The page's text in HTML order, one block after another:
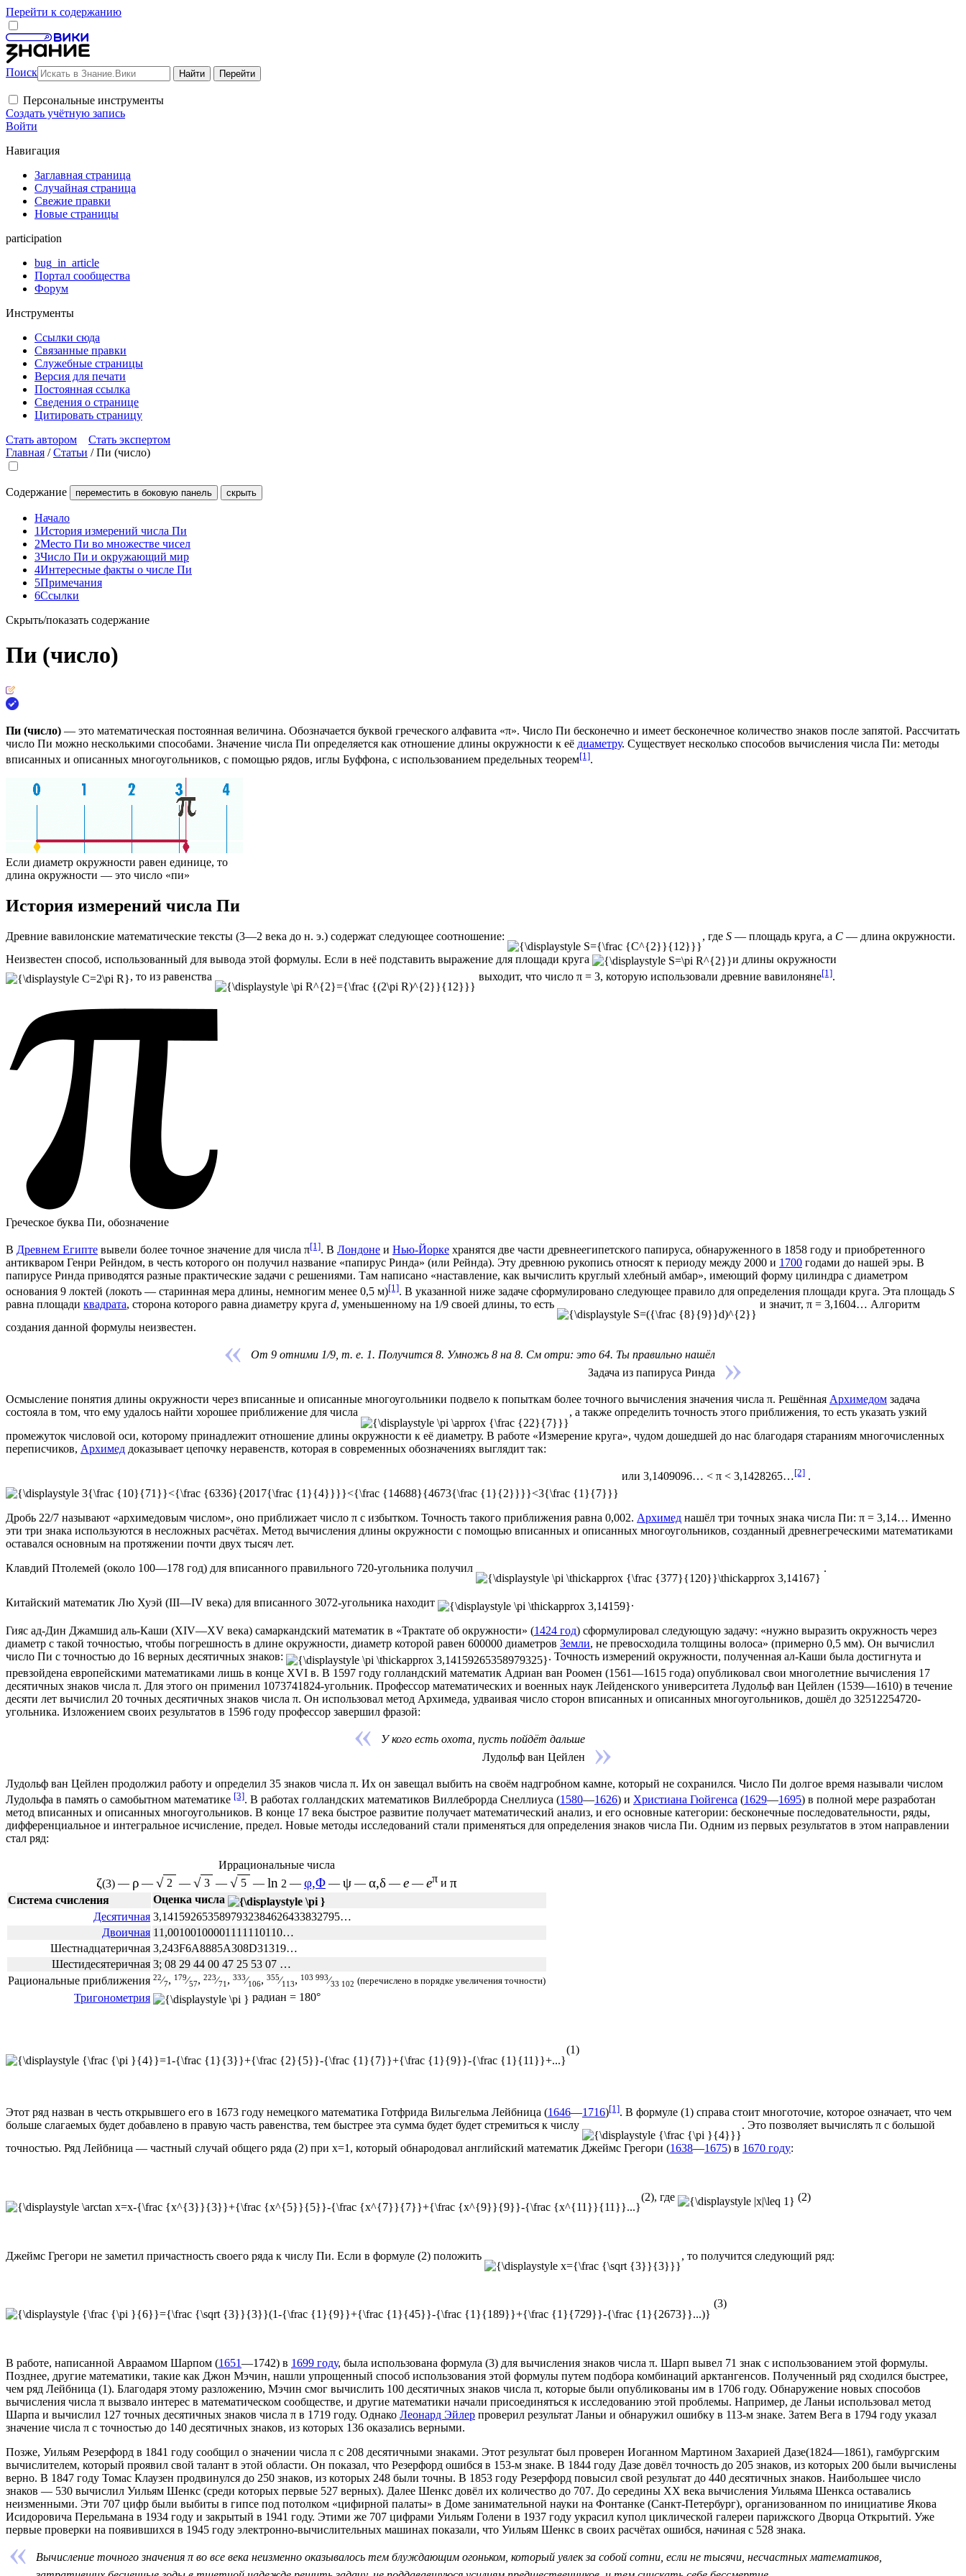
Перейти к содержанию
Поиск
Персональные инструменты
Создать учётную запись
Войти
Навигация
Заглавная страница
Случайная страница
Свежие правки
Новые страницы
participation
bug_in_article
Портал сообщества
Форум
Инструменты
Ссылки сюда
Связанные правки
Служебные страницы
Версия для печати
Постоянная ссылка
Сведения о странице
Цитировать страницу
Стать автором
Стать экспертом
Главная /Статьи /Пи (число)
Содержание переместить в боковую панель скрыть
Начало
1История измерений числа Пи
2Место Пи во множестве чисел
3Число Пи и окружающий мир
4Интересные факты о числе Пи
5Примечания
6Ссылки
Скрыть/показать содержание
Пи (число)
Пи (число) — это математическая постоянная величина. Обозначается буквой греческого алфавита «π». Число Пи бесконечно и имеет бесконечное количество знаков после запятой. Рассчитать
число Пи можно несколькими способами. Значение числа Пи определяется как отношение длины окружности к её диаметру. Существует несколько способов вычисления числа Пи: методы
вписанных и описанных многоугольников, с помощью рядов, иглы Буффона, с использованием предельных теорем[1].
Если диаметр окружности равен единице, то
длина окружности — это число «пи»
История измерений числа Пи
Древние вавилонские математические тексты (3—2 века до н. э.) содержат следующее соотношение: , где S — площадь круга, а C — длина окружности.
Неизвестен способ, использованный для вывода этой формулы. Если в неё подставить выражение для площади круга
и длины окружности
, то из равенства
выходит, что число π = 3, которую использовали древние вавилоняне[1].
Греческое буква Пи, обозначение
В Древнем Египте вывели более точное значение для числа π[1]. В Лондоне и Нью-Йорке хранятся две части древнеегипетского папируса, обнаруженного в 1858 году и приобретенного
антикваром Генри Рейндом, в честь которого он получил название «папирус Ринда» (или Рейнда). Эту древнюю рукопись относят к периоду между 2000 и 1700 годами до нашей эры. В
папирусе Ринда приводятся разные практические задачи с решениями. Там написано «наставление, как вычислить круглый хлебный амбар», имеющий форму цилиндра с диаметром
основания 9 локтей (локоть — старинная мера длины, немногим менее 0,5 м)[1]. В указанной ниже задаче сформулировано следующее правило для определения площади круга. Эта площадь S
равна площади квадрата, сторона которого равна диаметру круга d, уменьшенному на 1/9 своей длины, то есть
и значит, π = 3,1604… Алгоритм
создания данной формулы неизвестен.
От 9 отними 1/9, т. е. 1. Получится 8. Умножь 8 на 8. См отри: это 64. Ты правильно нашёл
Задача из папируса Ринда
Осмысление понятия длины окружности через вписанные и описанные многоугольники подвело к попыткам более точного вычисления значения числа π. Решённая Архимедом задача
состояла в том, что ему удалось найти хорошее приближение для числа
, а также определить точность этого приближения, то есть указать узкий
промежуток числовой оси, которому принадлежит отношение длины окружности к её диаметру. В работе «Измерение круга», чудом дошедшей до нас благодаря стараниям многочисленных
переписчиков, Архимед доказывает цепочку неравенств, которая в современных обозначениях выглядит так:
или 3,1409096… < π < 3,1428265…[2] .
Дробь 22/7 называют «архимедовым числом», оно приближает число π с избытком. Точность такого приближения равна 0,002. Архимед нашёл три точных знака числа Пи: π = 3,14… Именно
эти три знака используются в несложных расчётах. Метод вычисления длины окружности с помощью вписанных и описанных многоугольников, созданный древнегреческими математиками
оставался основным на протяжении почти двух тысяч лет.
Клавдий Птолемей (около 100—178 год) для вписанного правильного 720-угольника получил .
Китайский математик Лю Хуэй (III—IV века) для вписанного 3072-угольника находит .
Гияс ад-Дин Джамшид аль-Каши (XIV—XV века) самаркандский математик в «Трактате об окружности» (1424 год) сформулировал следующую задачу: «нужно выразить окружность через
диаметр с такой точностью, чтобы погрешность в длине окружности, диаметр которой равен 600000 диаметров Земли, не превосходила толщины волоса» (примерно 0,5 мм). Он вычислил
число Пи с точностью до 16 верных десятичных знаков:
. Точность измерений окружности, полученная ал-Каши была достигнута и
превзойдена европейскими математиками лишь в конце XVI в. В 1597 году голландский математик Адриан ван Роомен (1561—1615 года) опубликовал свои многолетние вычисления 17
десятичных знаков числа π. Для этого он применил 1073741824-угольник. Профессор математических и военных наук Лейденского университета Лудольф ван Цейлен (1539—1610) в течение
десяти лет вычислил 20 точных десятичных знаков числа π. Он использовал метод Архимеда, удваивая число сторон вписанных и описанных многоугольников, дошёл до 32512254720-
угольника. Изложением своих результатов в 1596 году профессор завершил фразой:
У кого есть охота, пусть пойдёт дальше
Лудольф ван Цейлен
Лудольф ван Цейлен продолжил работу и определил 35 знаков числа π. Их он завещал выбить на своём надгробном камне, который не сохранился. Число Пи долгое время называли числом
Лудольфа в память о самобытном математике [3]. В работах голландских математиков Виллеброрда Снеллиуса (1580—1626) и Христиана Гюйгенса (1629—1695) в полной мере разработан
метод вписанных и описанных многоугольников. В конце 17 века быстрое развитие получает математический анализ, и его основные категории: бесконечные последовательности, ряды,
дифференциальное и интегральное исчисление, предел. Новые методы исследований стали применяться для определения знаков числа Пи. Одним из первых результатов в этом направлении
стал ряд:
Иррациональные числа
ζ(3) — ρ —√ 2 — √ 3 —√ 5 — ln 2 — φ,Φ— ψ— α,δ— e— eπи π
Система счисления
Оценка числа
Десятичная 3,1415926535897932384626433832795…
Двоичная 11,00100100001111110110…
Шестнадцатеричная 3,243F6A8885A308D31319…
Шестидесятеричная 3; 08 29 44 00 47 25 53 07 …
Рациональные приближения 22⁄7, 179⁄57, 223⁄71 , 333⁄106, 355⁄113, 103 993⁄33 102 (перечислено в порядке увеличения точности)
Тригонометрия радиан = 180°
(1)
Этот ряд назван в честь открывшего его в 1673 году немецкого математика Готфрида Вильгельма Лейбница (1646—1716)[1]. В формуле (1) справа стоит многоточие, которое означает, что чем
больше слагаемых будет добавлено в правую часть равенства, тем быстрее эта сумма будет будет стремиться к числу
. Это позволяет вычислять π с большой
точностью. Ряд Лейбница — частный случай общего ряда (2) при х=1, который обнародовал английский математик Джеймс Грегори (1638—1675) в 1670 году:
(2), где (2)
Джеймс Грегори не заметил причастность своего ряда к числу Пи. Если в формуле (2) положить , то получится следующий ряд:
(3)
В работе, написанной Авраамом Шарпом (1651—1742) в 1699 году, была использована формула (3) для вычисления знаков числа π. Шарп вывел 71 знак с использованием этой формулы.
Позднее, другие математики, такие как Джон Мэчин, нашли упрощенный способ использования этой формулы путем подбора комбинаций арктангенсов. Полученный ряд сходился быстрее,
чем ряд Лейбница (1). Благодаря этому разложению, Мэчин смог вычислить 100 десятичных знаков числа π, которые были опубликованы им в 1706 году. Обнаружение новых способов
вычисления числа π вызвало интерес в математическом сообществе, и другие математики начали присоединяться к исследованию этой проблемы. Например, де Ланьи использовал метод
Шарпа и вычислил 127 точных десятичных знаков числа π в 1719 году. Однако Леонард Эйлер проверил результат Ланьи и обнаружил ошибку в 113-м знаке. Затем Вега в 1794 году указал
значение числа π с точностью до 140 десятичных знаков, из которых 136 оказались верными.
Позже, Уильям Резерфорд в 1841 году сообщил о значении числа π с 208 десятичными знаками. Этот результат был проверен Иоганном Мартином Захарией Дазе(1824—1861), гамбургским
вычислителем, который проявил свой талант в этой области. Он показал, что Резерфорд ошибся в 153-м знаке. В 1844 году Дазе довёл точность до 205 знаков, из которых 200 были вычислены
верно. В 1847 году Томас Клаузен продвинулся до 250 знаков, из которых 248 были точны. В 1853 году Резерфорд повысил свой результат до 440 десятичных знаков. Наибольшее число
знаков — 530 вычислил Уильям Шенкс (среди которых первые 527 верных). Далее Шенкс довёл их количество до 707. До середины XX века вычисления Уильяма Шенкса оставались
неизменными. Эти 707 цифр были выбиты в гипсе под потолком «цифирной палаты» в Доме занимательной науки на Фонтанке (Санкт-Петербург), организованном по инициативе Якова
Исидоровича Перельмана в 1934 году и закрытый в 1941 году. Этими же 707 цифрами Уильям Голени в 1937 году украсил купол циклической галереи парижского Дворца Открытий. Уже
первые проверки на появившихся в 1945 году электронно-вычислительных машинах показали, что Уильям Шенкс в своих расчётах ошибся, начиная с 528 знака.
Вычисление точного значения π во все века неизменно оказывалось тем блуждающим огоньком, который увлек за собой сотни, если не тысячи, несчастных математиков,